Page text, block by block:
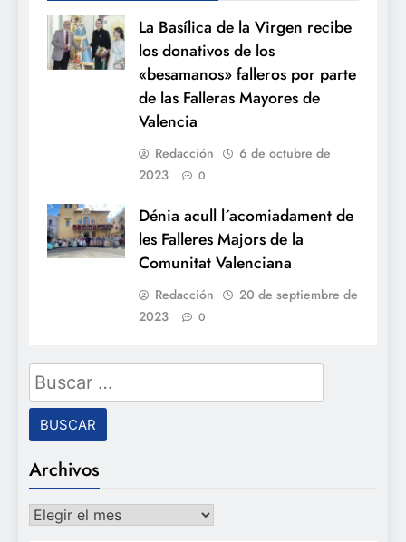
La Basílica de la Virgen recibe
los donativos de los
«besamanos» falleros por parte
de las Falleras Mayores de
Valencia
Redacción
6 de octubre de
2023
0
Dénia acull l´acomiadament de
les Falleres Majors de la
Comunitat Valenciana
Redacción
20 de septiembre de
2023
0
Buscar:
Archivos
Archivos